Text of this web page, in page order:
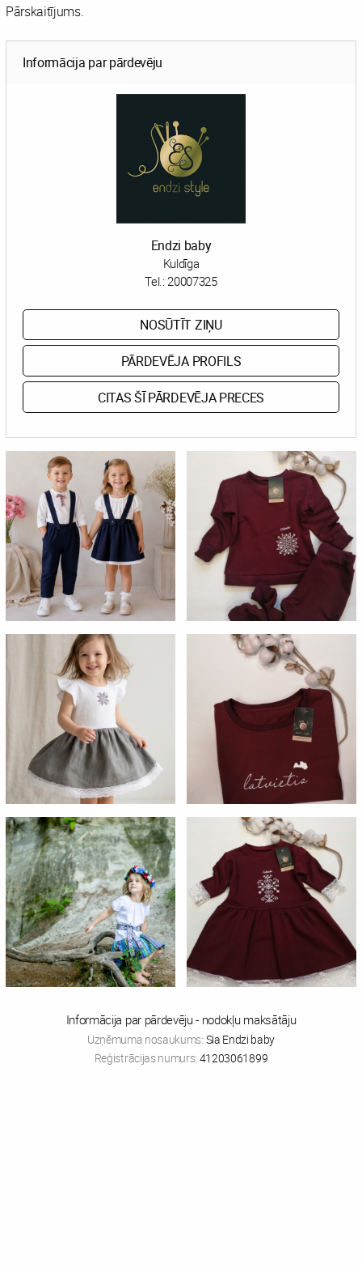
Pārskaitījums.
Informācija par pārdevēju
Endzi baby
Kuldīga
Tel.:20007325
NOSŪTĪT ZIŅU
PĀRDEVĒJA PROFILS
CITAS ŠĪ PĀRDEVĒJA PRECES
Informācija par pārdevēju - nodokļu maksātāju
Uzņēmuma nosaukums: Sia Endzi baby
Reģistrācijas numurs: 41203061899